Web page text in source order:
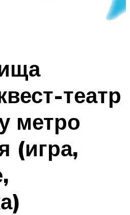
театр
метро
(игра,